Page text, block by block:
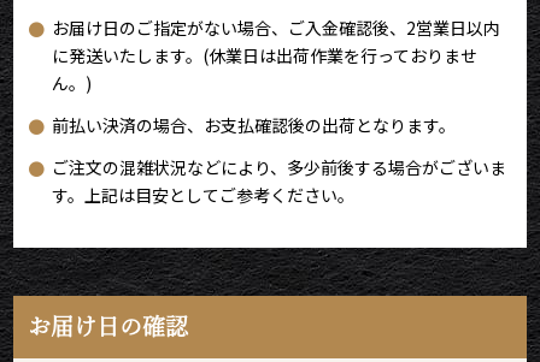
お届け日のご指定がない場合、ご入金確認後、2営業日以内
に発送いたします。(休業日は出荷作業を行っておりませ
ん。)
前払い決済の場合、お支払確認後の出荷となります。
ご注文の混雑状況などにより、多少前後する場合がございま
す。上記は目安としてご参考ください。
お届け日の確認